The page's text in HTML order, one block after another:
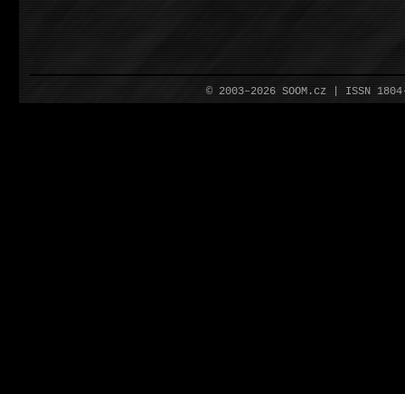
© 2003–2026 SOOM.cz | ISSN